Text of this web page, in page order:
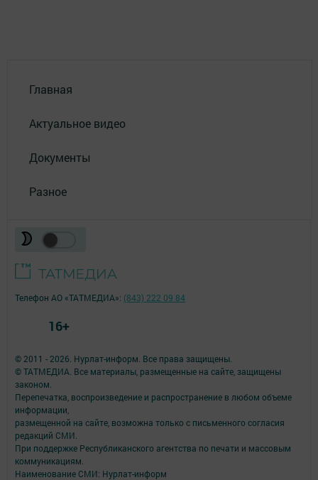
Главная
Актуальное видео
Документы
Разное
© 2011 - 2026. Нурлат-⁠информ. Все права защищены.
© ТАТМЕДИА. Все материалы, размещенные на сайте, защищены
законом.
Перепечатка, воспроизведение и распространение в любом объеме
информации,
размещенной на сайте, возможна только с письменного согласия
редакций СМИ.
При поддержке Республиканского агентства по печати и массовым
коммуникациям.
Наименование СМИ: Нурлат-⁠информ
Телефон АО «ТАТМЕДИА»: (843) 222 09 84
16+